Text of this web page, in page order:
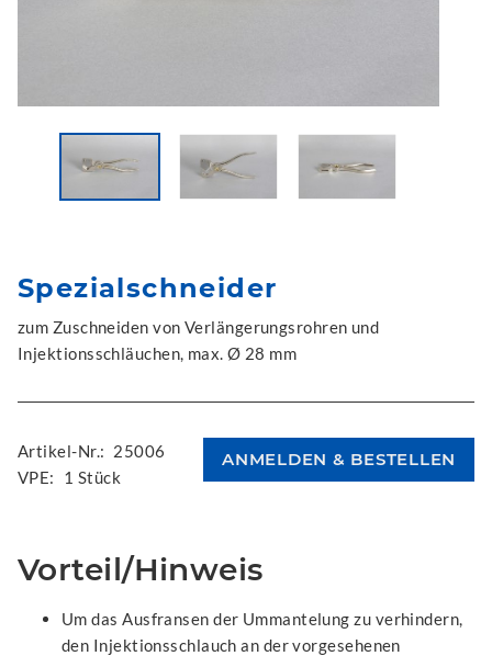
Spezialschneider
zum Zuschneiden von Verlängerungsrohren und
Injektionsschläuchen, max. Ø 28 mm
Artikel-Nr.: 25006
VPE:
1 Stück
Vorteil/Hinweis
Um das Ausfransen der Ummantelung zu verhindern,
den Injektionsschlauch an der vorgesehenen